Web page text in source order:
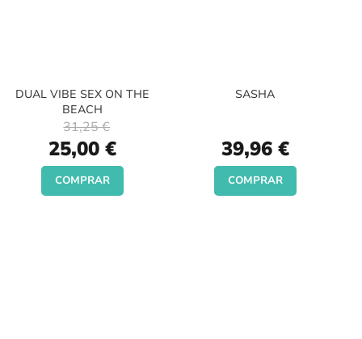
DUAL VIBE SEX ON THE
BEACH
Special
Price
25,00 €
31,25 €
COMPRAR
SASHA
39,96 €
COMPRAR